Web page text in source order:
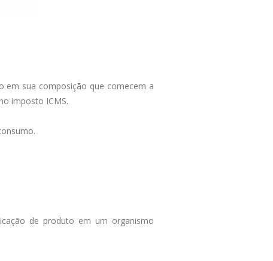
em sua composição que comecem a
imposto ICMS.
de produto em um organismo